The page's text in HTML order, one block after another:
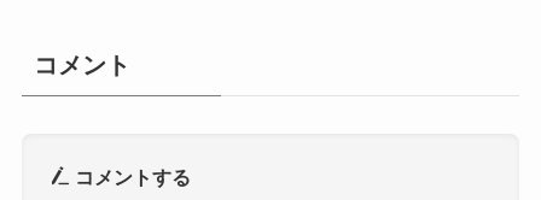
コメント
コメントする